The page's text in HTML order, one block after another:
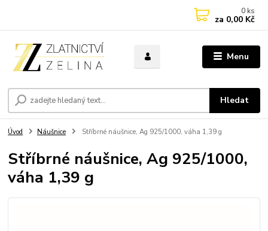
Menu
Hledat
0 ks
za 0,00 Kč
Úvod Náušnice Stříbrné náušnice, Ag 925/1000, váha 1,39 g
Stříbrné náušnice, Ag 925/1000,
váha 1,39 g